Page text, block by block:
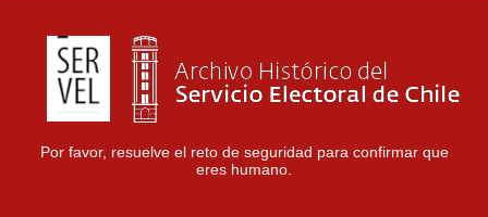
Por favor, resuelve el reto de seguridad para confirmar que
eres humano.